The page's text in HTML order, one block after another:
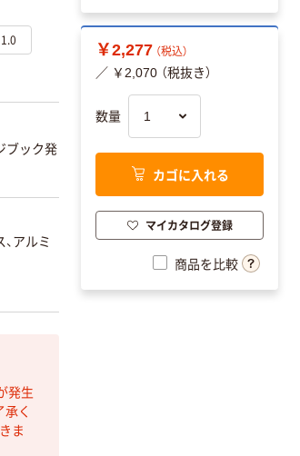
1.0
ブック発
、アルミ
発生
承く
ま
￥2,277 （税込）
／ ￥2,070 （税抜き）
数量
カゴに入れる
マイカタログ登録
商品を比較